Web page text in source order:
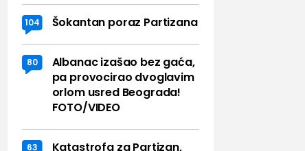
104 Šokantan poraz Partizana
80
Albanac izašao bez gaća,
pa provocirao dvoglavim
orlom usred Beograda!
FOTO/VIDEO
63
Katastrofa za Partizan,